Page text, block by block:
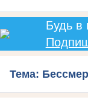
Будь в
Тема: